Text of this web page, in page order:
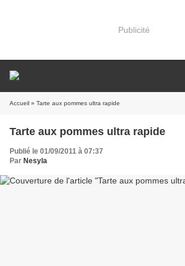
Publicité
Accueil » Tarte aux pommes ultra rapide
Tarte aux pommes ultra rapide
Publié le 01/09/2011 à 07:37
Par Nesyla